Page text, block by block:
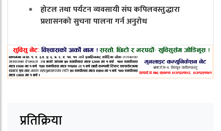
होटल तथा पर्यटन व्यवसायी संघ कपिलवस्तुद्धारा
प्रशासनको सुचना पालना गर्न अनुरोध
प्रतिक्रिया